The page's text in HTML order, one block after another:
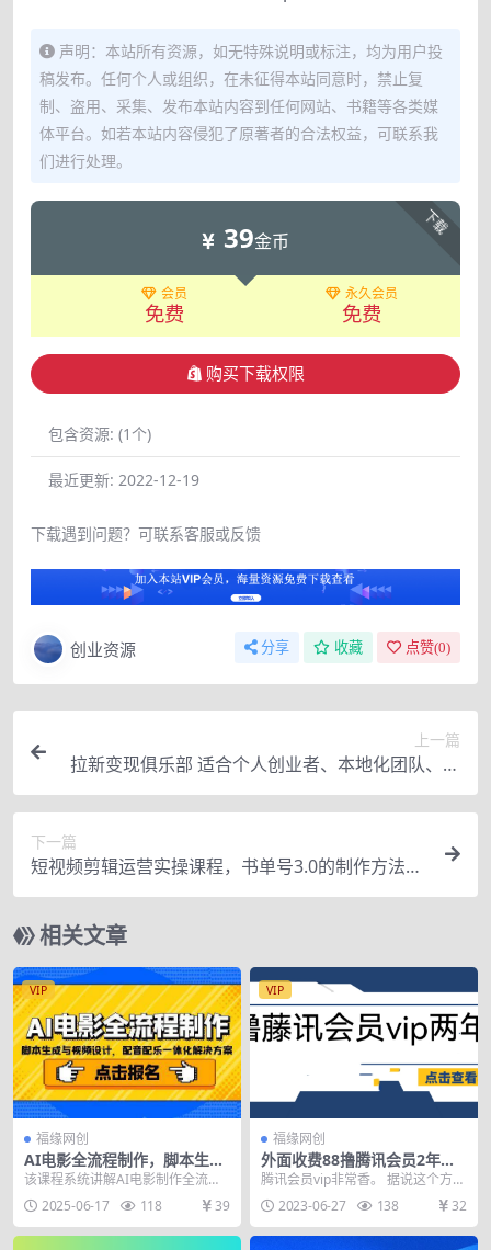
声明：本站所有资源，如无特殊说明或标注，均为用户投
稿发布。任何个人或组织，在未征得本站同意时，禁止复
制、盗用、采集、发布本站内容到任何网站、书籍等各类媒
体平台。如若本站内容侵犯了原著者的合法权益，可联系我
们进行处理。
下载
39金币
会员
免费
永久会员
免费
购买下载权限
包含资源: (1个)
最近更新: 2022-12-19
下载遇到问题？可联系客服或反馈
创业资源 分享 收藏 点赞(0)
上一篇
拉新变现俱乐部 适合个人创业者、本地化团队、门
店老板、门店服务营销公司
下一篇
短视频剪辑运营实操课程，书单号3.0的制作方法，
三分钟搞定原创视频自由发布
相关文章
VIP
福缘网创
AI电影全流程制作，脚本生成
与视频设计，配音配乐一体化
解决方案
该课程系统讲解AI电影制作全流程
技术，涵盖剧本生成、画面设计、
配音配乐、剪辑成片...
2025-06-17 118 39
VIP
福缘网创
外面收费88撸腾讯会员2年，
号称百分百成功，具体自测
【操作教程】
腾讯会员vip非常香。 据说这个方法
都已经存活3年了。 花88买的教
程，已亲测秒...
2023-06-27 138 32